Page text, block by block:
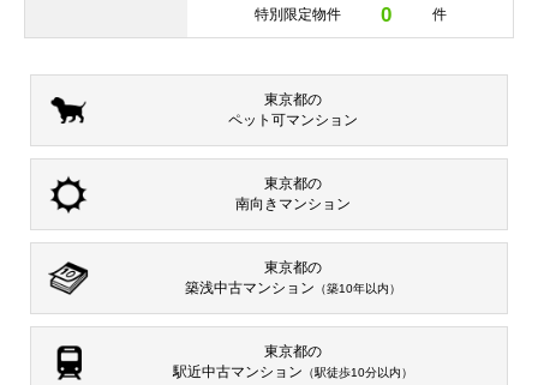
特別限定物件 0 件
東京都の
ペット可マンション
東京都の
南向き マンション
東京都の
築浅中古マンション （築10年以内）
東京都の
駅近中古マンション （駅徒歩10分以内）